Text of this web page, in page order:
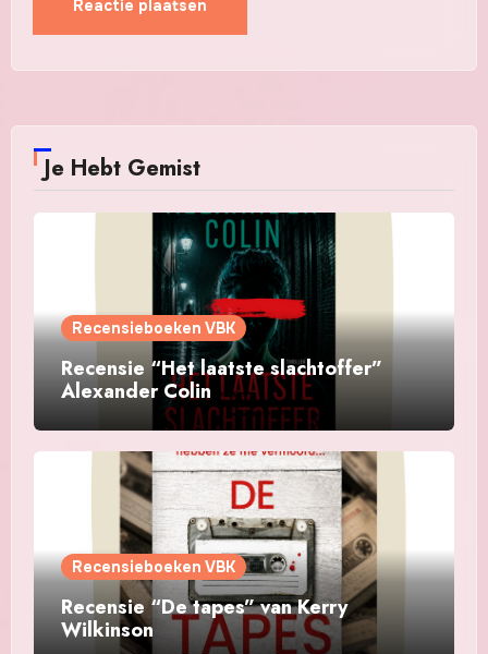
Je Hebt Gemist
Recensieboeken VBK
Recensie “Het laatste slachtoffer”
Alexander Colin
Recensieboeken VBK
Recensie “De tapes” van Kerry
Wilkinson